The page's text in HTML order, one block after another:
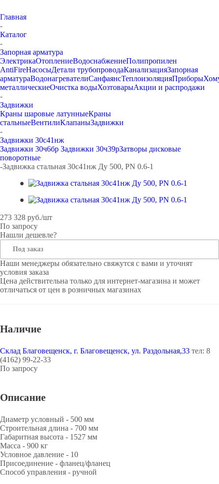
Главная
-
Каталог
-
Запорная арматура
ЭлектрикаОтоплениеВодоснабжениеПолипропилен
AntiFireНасосыДетали трубопроводаКанализацияЗапорная
арматураВодонагревателиСанфаянсТеплоизоляцияПриборы
металлическиеОчистка водыХозтоварыАкции и распродажи
-
Задвижки
Краны шаровые латунныеКраны
стальныеВентилиКлапаныЗадвижки
-
Задвижки 30с41нж
Задвижки 30ч6бр Задвижки 30ч39рЗатворы дисковые
поворотные
-Задвижка стальная 30с41нж Ду 500, PN 0.6-1
273 328 руб./шт
По запросу
Нашли дешевле?
Под заказ
Наши менеджеры обязательно свяжутся с вами и уточнят
условия заказа
Цена действительна только для интернет-магазина и может
отличаться от цен в розничных магазинах
Наличие
Склад Благовещенск, г. Благовещенск, ул. Раздольная,33 тел: 8
(4162) 99-22-33
По запросу
Описание
Диаметр условный - 500 мм
Строительная длина - 700 мм
Габаритная высота - 1527 мм
Масса - 900 кг
Условное давление - 10
Присоединение - фланец/фланец
Способ управления - ручной